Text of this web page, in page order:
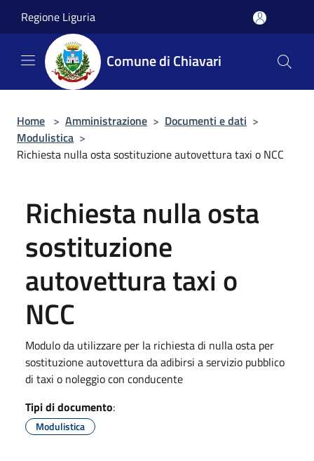
Regione Liguria
Comune di Chiavari
Home > Amministrazione > Documenti e dati >
Modulistica >
Richiesta nulla osta sostituzione autovettura taxi o NCC
Richiesta nulla osta
sostituzione
autovettura taxi o
NCC
Modulo da utilizzare per la richiesta di nulla osta per
sostituzione autovettura da adibirsi a servizio pubblico
di taxi o noleggio con conducente
Tipi di documento:
Modulistica